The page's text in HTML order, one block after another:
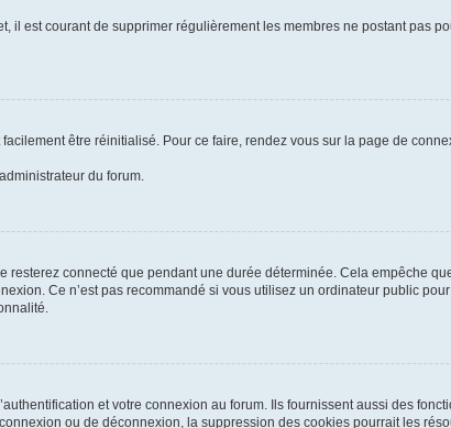
il est courant de supprimer régulièrement les membres ne postant pas
être réinitialisé. Pour ce faire, rendez vous sur la page de
du forum.
resterez connecté que pendant une durée déterminée. Cela empêche
Ce n’est pas recommandé si vous utilisez un ordinateur public
et votre connexion au forum. Ils fournissent aussi des
ou de déconnexion, la suppression des cookies pourrait les